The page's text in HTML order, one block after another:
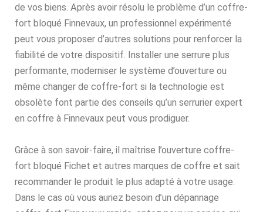
de vos biens. Après avoir résolu le problème d’un coffre-
fort bloqué Finnevaux, un professionnel expérimenté
peut vous proposer d’autres solutions pour renforcer la
fiabilité de votre dispositif. Installer une serrure plus
performante, moderniser le système d’ouverture ou
même changer de coffre-fort si la technologie est
obsolète font partie des conseils qu’un serrurier expert
en coffre à Finnevaux peut vous prodiguer.
Grâce à son savoir-faire, il maîtrise l’ouverture coffre-
fort bloqué Fichet et autres marques de coffre et sait
recommander le produit le plus adapté à votre usage.
Dans le cas où vous auriez besoin d’un dépannage